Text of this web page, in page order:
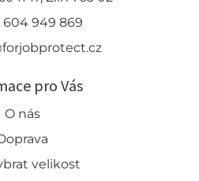
604 949 869
pro Vás
O nás
velikost